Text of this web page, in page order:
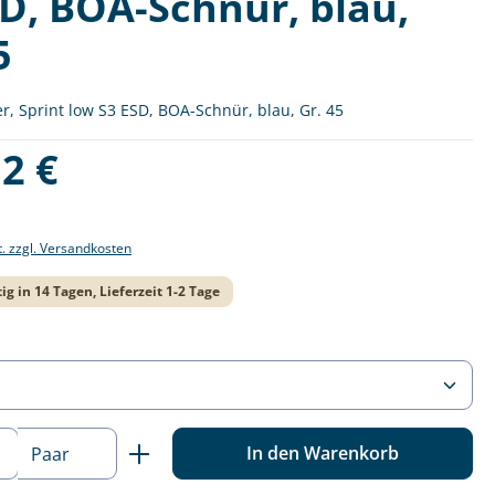
Sprint low S3 ESD, BOA-Schnür, blau, Gr. 45
€
zzgl. Versandkosten
in 14 Tagen, Lieferzeit 1-2 Tage
Gib den gewünschten Wert
Paar In den Warenkorb